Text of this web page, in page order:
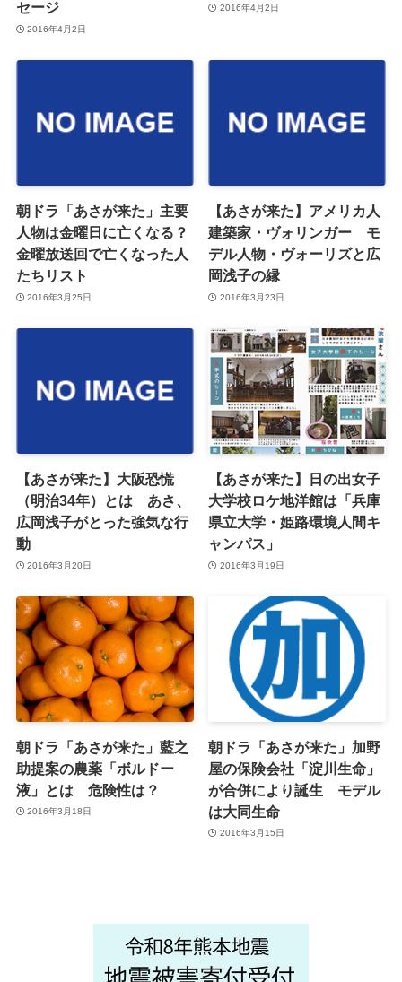
セージ
2016年4月2日
2016年4月2日
朝ドラ「あさが来た」主要
人物は金曜日に亡くなる？
金曜放送回で亡くなった人
たちリスト
2016年3月25日
【あさが来た】アメリカ人
建築家・ヴォリンガー モ
デル人物・ヴォーリズと広
岡浅子の縁
2016年3月23日
【あさが来た】大阪恐慌
（明治34年）とは あさ、
広岡浅子がとった強気な行
動
2016年3月20日
【あさが来た】日の出女子
大学校ロケ地洋館は「兵庫
県立大学・姫路環境人間キ
ャンパス」
2016年3月19日
朝ドラ「あさが来た」藍之
助提案の農薬「ボルドー
液」とは 危険性は？
2016年3月18日
朝ドラ「あさが来た」加野
屋の保険会社「淀川生命」
が合併により誕生 モデル
は大同生命
2016年3月15日